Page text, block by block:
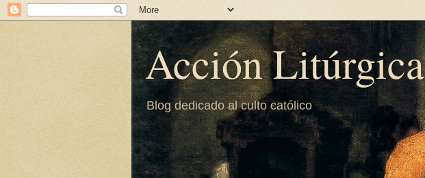
Acción Litúrgica
Blog dedicado al culto católico